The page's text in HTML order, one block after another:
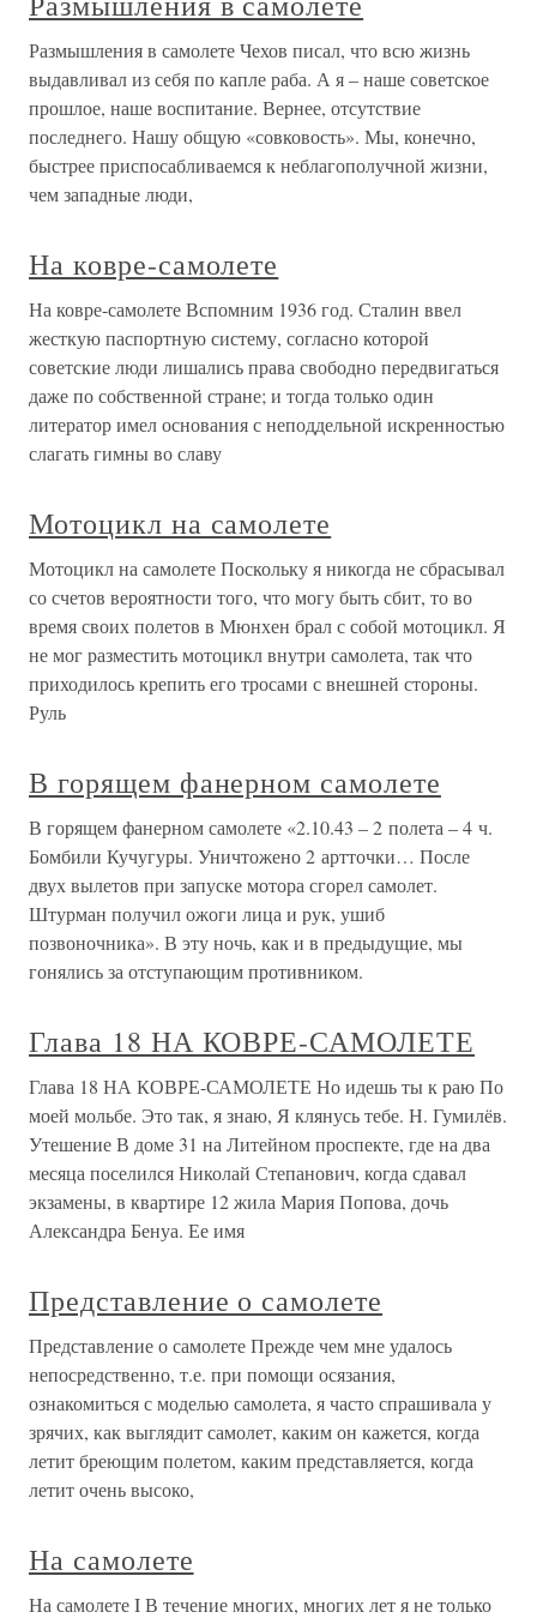
Размышления в самолете Чехов писал, что всю жизнь
выдавливал из себя по капле раба. А я – наше советское
прошлое, наше воспитание. Вернее, отсутствие
последнего. Нашу общую «совковость». Мы, конечно,
быстрее приспосабливаемся к неблагополучной жизни,
чем западные люди,
На ковре-самолете
На ковре-самолете Вспомним 1936 год. Сталин ввел
жесткую паспортную систему, согласно которой
советские люди лишались права свободно передвигаться
даже по собственной стране; и тогда только один
литератор имел основания с неподдельной искренностью
слагать гимны во славу
Мотоцикл на самолете
Мотоцикл на самолете Поскольку я никогда не сбрасывал
со счетов вероятности того, что могу быть сбит, то во
время своих полетов в Мюнхен брал с собой мотоцикл. Я
не мог разместить мотоцикл внутри самолета, так что
приходилось крепить его тросами с внешней стороны.
Руль
В горящем фанерном самолете
В горящем фанерном самолете «2.10.43 – 2 полета – 4 ч.
Бомбили Кучугуры. Уничтожено 2 артточки… После
двух вылетов при запуске мотора сгорел самолет.
Штурман получил ожоги лица и рук, ушиб
позвоночника». В эту ночь, как и в предыдущие, мы
гонялись за отступающим противником.
Глава 18 НА КОВРЕ-САМОЛЕТЕ
Глава 18 НА КОВРЕ-САМОЛЕТЕ Но идешь ты к раю По
моей мольбе. Это так, я знаю, Я клянусь тебе. Н. Гумилёв.
Утешение В доме 31 на Литейном проспекте, где на два
месяца поселился Николай Степанович, когда сдавал
экзамены, в квартире 12 жила Мария Попова, дочь
Александра Бенуа. Ее имя
Представление о самолете
Представление о самолете Прежде чем мне удалось
непосредственно, т.е. при помощи осязания,
ознакомиться с моделью самолета, я часто спрашивала у
зрячих, как выглядит самолет, каким он кажется, когда
летит бреющим полетом, каким представляется, когда
летит очень высоко,
На самолете
На самолете I В течение многих, многих лет я не только